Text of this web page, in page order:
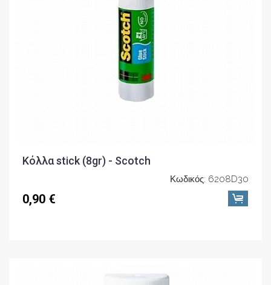
Κόλλα stick (8gr) - Scotch
Κωδικός: 6208D30
0,90 €